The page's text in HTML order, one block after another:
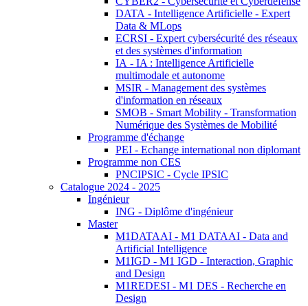
DATA - Intelligence Artificielle - Expert
Data & MLops
ECRSI - Expert cybersécurité des réseaux
et des systèmes d'information
IA - IA : Intelligence Artificielle
multimodale et autonome
MSIR - Management des systèmes
d'information en réseaux
SMOB - Smart Mobility - Transformation
Numérique des Systèmes de Mobilité
Programme d'échange
PEI - Echange international non diplomant
Programme non CES
PNCIPSIC - Cycle IPSIC
Catalogue 2024 - 2025
Ingénieur
ING - Diplôme d'ingénieur
Master
M1DATAAI - M1 DATAAI - Data and
Artificial Intelligence
M1IGD - M1 IGD - Interaction, Graphic
and Design
M1REDESI - M1 DES - Recherche en
Design